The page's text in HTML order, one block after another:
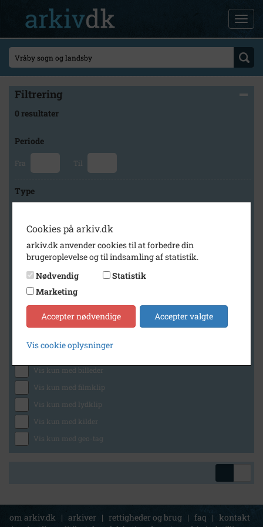
Filtrering
0 resultater
Periode
Fra Til
Type
Arkiv
Vallø Lokalhistorisk Arkiv
Generelt
Vis kun med billeder
Vis kun med filmklip
Vis kun med lydklip
Vis kun med kilder
Vis kun med geo-tag
om arkiv.dk | arkiver | rettigheder og brug | faq | kontakt
Cookies på arkiv.dk
arkiv.dk anvender cookies til at forbedre din
brugeroplevelse og til indsamling af statistik.
Nødvendig
Statistik
Marketing
Accepter nødvendige Accepter valgte
Vis cookie oplysninger